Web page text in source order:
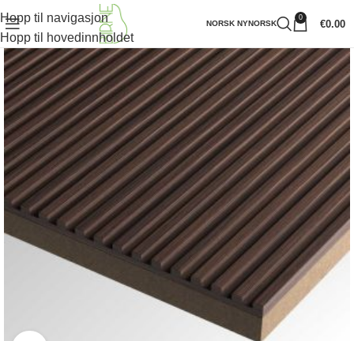
Hopp til navigasjon
Hopp til hovedinnholdet
NORSK NYNORSK
0
€0.00